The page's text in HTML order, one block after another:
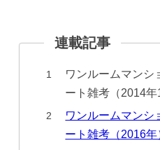
ワンルームマンシ
ート雑考（2014
ワンルームマンシ
ート雑考（2016年